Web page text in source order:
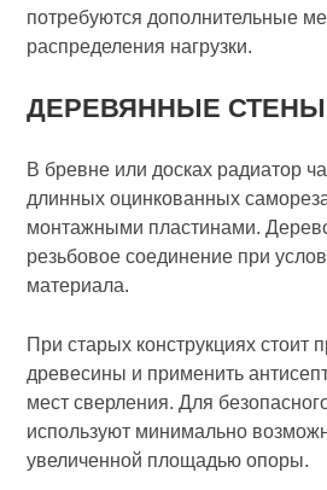
потребуются дополнительные
распределения нагрузки.
ДЕРЕВЯННЫЕ СТЕНЫ
В бревне или досках радиатор
длинных оцинкованных
монтажными пластинами.
резьбовое соединение при
материала.
При старых конструкциях стоит
древесины и применить
мест сверления. Для
используют минимально
увеличенной площадью опоры.